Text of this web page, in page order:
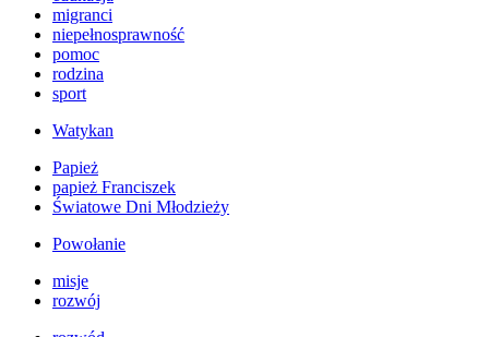
migranci
niepełnosprawność
pomoc
rodzina
sport
Watykan
Papież
papież Franciszek
Światowe Dni Młodzieży
Powołanie
misje
rozwój